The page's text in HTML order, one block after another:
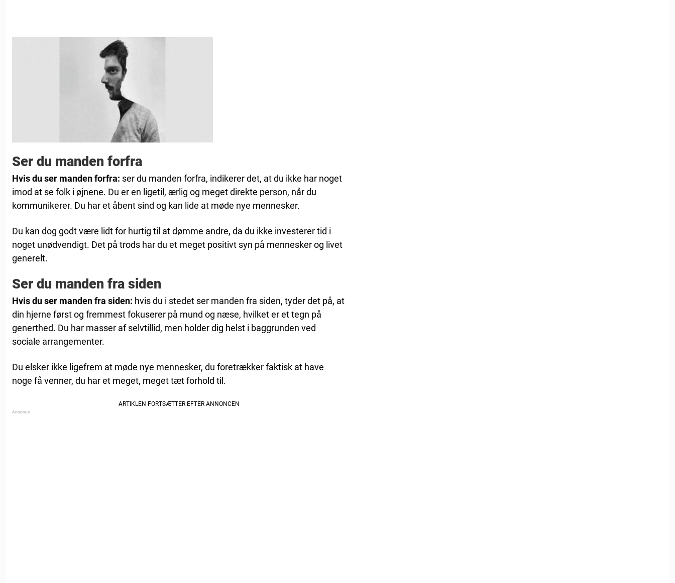
Ser du manden forfra
Hvis du ser manden forfra: ser du manden forfra, indikerer det, at du ikke har noget
imod at se folk i øjnene. Du er en ligetil, ærlig og meget direkte person, når du
kommunikerer. Du har et åbent sind og kan lide at møde nye mennesker.
Du kan dog godt være lidt for hurtig til at dømme andre, da du ikke investerer tid i
noget unødvendigt. Det på trods har du et meget positivt syn på mennesker og livet
generelt.
Ser du manden fra siden
Hvis du ser manden fra siden: hvis du i stedet ser manden fra siden, tyder det på, at
din hjerne først og fremmest fokuserer på mund og næse, hvilket er et tegn på
generthed. Du har masser af selvtillid, men holder dig helst i baggrunden ved
sociale arrangementer.
Du elsker ikke ligefrem at møde nye mennesker, du foretrækker faktisk at have
noge få venner, du har et meget, meget tæt forhold til.